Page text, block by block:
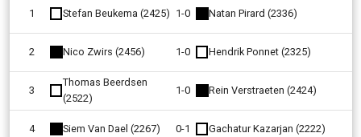
1 Stefan Beukema (2425) 1-0 Natan Pirard (2336)
2 Nico Zwirs (2456) 1-0 Hendrik Ponnet (2325)
3
Thomas Beerdsen
(2522)
1-0 Rein Verstraeten (2424)
4 Siem Van Dael (2267) 0-1 Gachatur Kazarjan (2222)